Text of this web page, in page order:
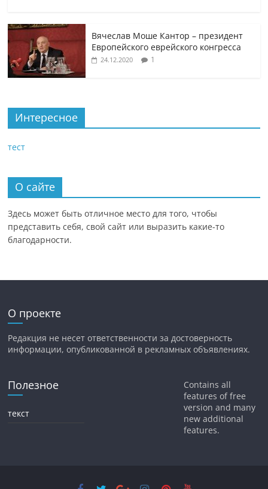
Вячеслав Моше Кантор – президент
Европейского еврейского конгресса
24.12.2020 1
Интересное
тест
О сайте
Здесь может быть отличное место для того, чтобы
представить себя, свой сайт или выразить какие-то
благодарности.
О проекте
Редакция не несет ответственности за достоверность
информации, опубликованной в рекламных объявлениях.
Полезное
текст
Contains all
features of free
version and many
new additional
features.